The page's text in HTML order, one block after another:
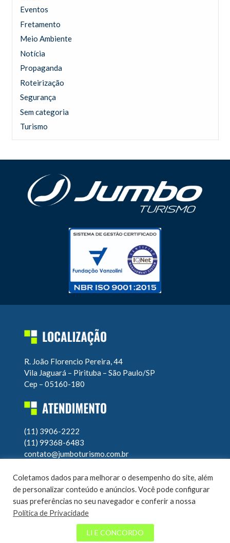
Eventos
Fretamento
Meio Ambiente
Notícia
Propaganda
Roteirização
Segurança
Sem categoria
Turismo
R. João Florencio Pereira, 44
Vila Jaguará – Pirituba – São Paulo/SP
Cep – 05160-180
(11) 3906-2222
(11) 99368-6483
contato@jumboturismo.com.br
Atendimento operacional 24h
7 dias por semana
© Jumbo Turismo 2020 – Todos os direitos reservados |
Coletamos dados para melhorar o desempenho do site, além
de personalizar conteúdo e anúncios. Você pode configurar
suas preferências no seu navegador e conferir a nossa
Política de Privacidade
LI E CONCORDO